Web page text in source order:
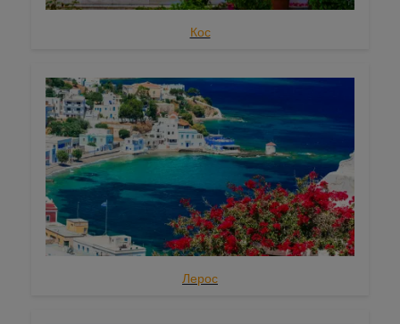
Наксос
Санторини
Серифос
Сифнос
Сирос
Тинос
Кос
Лерос